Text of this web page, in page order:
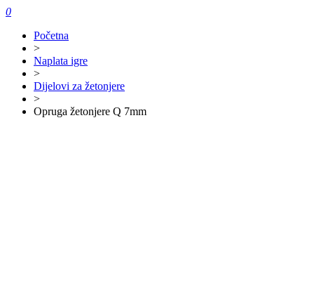
0
Početna
>
Naplata igre
>
Dijelovi za žetonjere
>
Opruga žetonjere Q 7mm